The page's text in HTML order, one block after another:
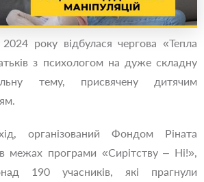
року відбулася чергова «Тепла
з психологом на дуже складну
тему, присвячену дитячим
організований Фондом Ріната
межах програми «Сирітству – Ні!»,
190 учасників, які прагнули